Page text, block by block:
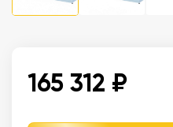
165 312 ₽